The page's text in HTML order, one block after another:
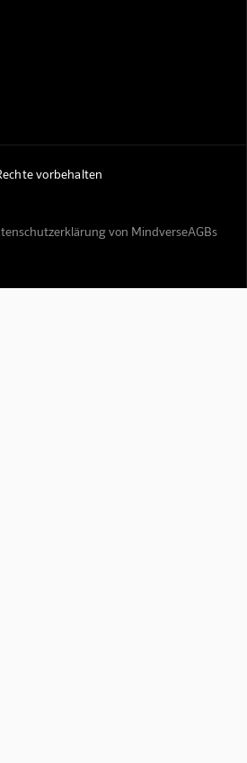
vorbehalten
von MindverseAGBs